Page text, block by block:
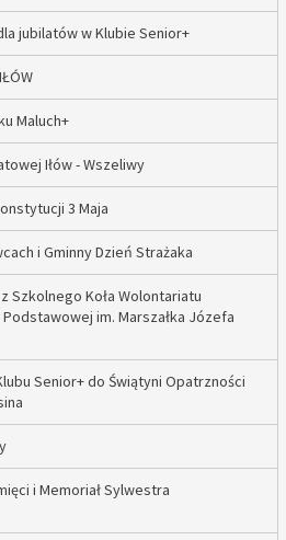
jubilatów w Klubie Senior+
Maluch+
Iłów - Wszeliwy
3 Maja
i Gminny Dzień Strażaka
Szkolnego Koła Wolontariatu
im. Marszałka Józefa
Senior+ do Świątyni Opatrzności
i Memoriał Sylwestra